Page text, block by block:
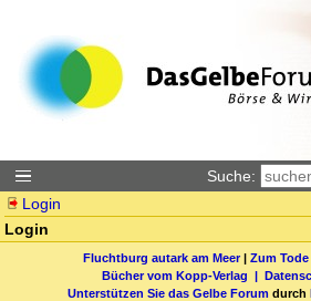
Suche:
Login
Login
Fluchtburg autark am Meer| Zum
Bücher vom Kopp-Verlag |
Unterstützen Sie das Gelbe Forum durch